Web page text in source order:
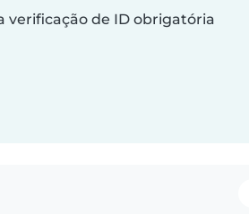
verificação de ID obrigatória